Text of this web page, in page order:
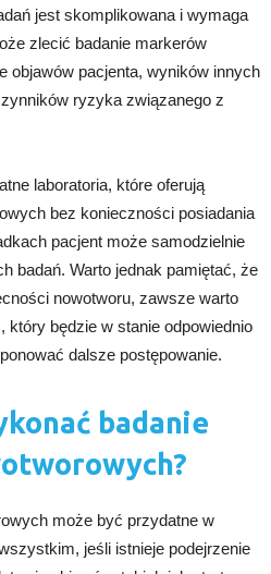
jest skomplikowana i wymaga
zlecić badanie markerów
objawów pacjenta, wyników innych
ryzyka związanego z
laboratoria, które oferują
bez konieczności posiadania
pacjent może samodzielnie
badań. Warto jednak pamiętać, że
nowotworu, zawsze warto
będzie w stanie odpowiednio
dalsze postępowanie.
badanie
może być przydatne w
jeśli istnieje podejrzenie